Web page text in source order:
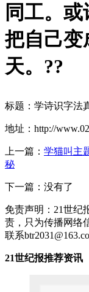
同工。
把自己变
天。??
标题：学诗识字法
地址：http://
上一篇： 学猫叫主
秘
下一篇：没有了
免责声明：21世纪
责，只为传播网络
联系
21世纪报推荐资讯